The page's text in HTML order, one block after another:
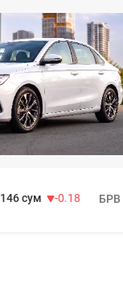
146 сум
-0.18
БРВ